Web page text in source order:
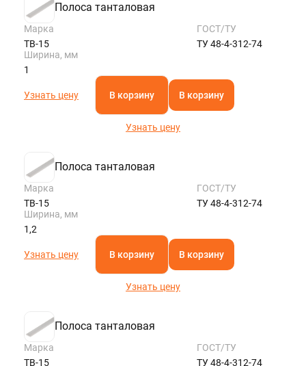
Полоса танталовая
Марка
ТВ-15
ГОСТ/ТУ
ТУ 48-4-312-74
Ширина, мм
1
Узнать цену В корзину В корзину
Узнать цену
Полоса танталовая
Марка
ТВ-15
ГОСТ/ТУ
ТУ 48-4-312-74
Ширина, мм
1,2
Узнать цену В корзину В корзину
Узнать цену
Полоса танталовая
Марка
ТВ-15
ГОСТ/ТУ
ТУ 48-4-312-74